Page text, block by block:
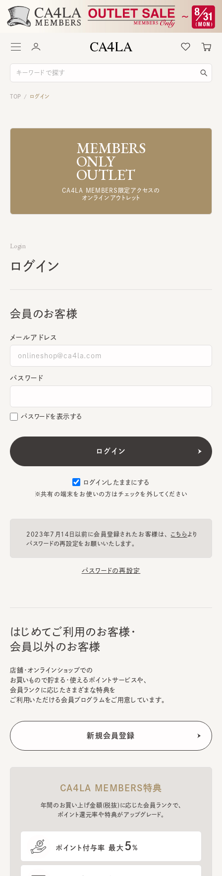
TOP / ログイン
MEMBERS
ONLY
OUTLET
CA4LA MEMBERS限定アクセスの
オンラインアウトレット
Login
ログイン
会員のお客様
メールアドレス
パスワード
パスワードを表示する
ログインしたままにする
※共有の端末をお使いの方はチェックを外してください
2023年7月14日以前に会員登録されたお客様は、 こちらより
パスワードの再設定をお願いいたします。
パスワードの再設定
はじめてご利用のお客様・
会員以外のお客様
店舗・オンラインショップでの
お買いもので貯まる・使えるポイントサービスや、
会員ランクに応じたさまざまな特典を
ご利用いただける会員プログラムをご用意しています。
CA4LA MEMBERS特典
年間のお買い上げ金額(税抜)に応じた会員ランクで、
ポイント還元率や特典がアップグレード。
ポイント付与率 最大 5%